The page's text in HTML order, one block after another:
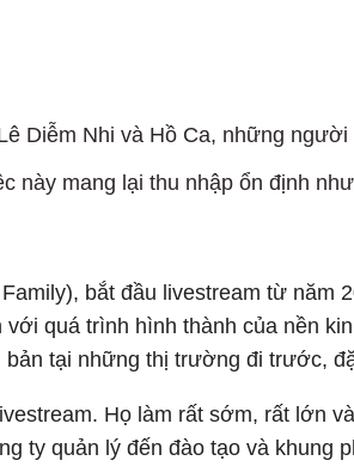
Diễm Nhi và Hồ Ca, những
này mang lại thu nhập ổn định
bắt đầu livestream từ năm
với quá trình hình thành của nền
bản tại những thị trường đi trước,
Họ làm rất sớm, rất lớn
ty quản lý đến đào tạo và khung